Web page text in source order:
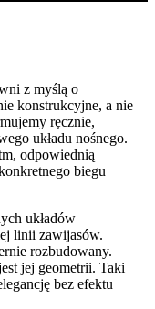
z myślą o
konstrukcyjne, a nie
ręcznie,
układu nośnego.
odpowiednią
biegu
układów
linii zawijasów.
rozbudowany.
jej geometrii. Taki
bez efektu